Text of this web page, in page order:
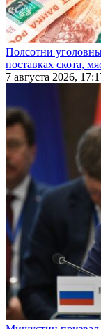
Полсотни
поставках скота,
7 августа 2026,